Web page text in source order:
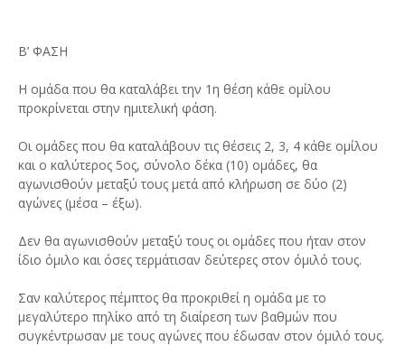
Β’ ΦΑΣΗ
Η ομάδα που θα καταλάβει την 1η θέση κάθε ομίλου
προκρίνεται στην ημιτελική φάση.
Οι ομάδες που θα καταλάβουν τις θέσεις 2, 3, 4 κάθε ομίλου
και ο καλύτερος 5ος, σύνολο δέκα (10) ομάδες, θα
αγωνισθούν μεταξύ τους μετά από κλήρωση σε δύο (2)
αγώνες (μέσα – έξω).
Δεν θα αγωνισθούν μεταξύ τους οι ομάδες που ήταν στον
ίδιο όμιλο και όσες τερμάτισαν δεύτερες στον όμιλό τους.
Σαν καλύτερος πέμπτος θα προκριθεί η ομάδα με το
μεγαλύτερο πηλίκο από τη διαίρεση των βαθμών που
συγκέντρωσαν με τους αγώνες που έδωσαν στον όμιλό τους.